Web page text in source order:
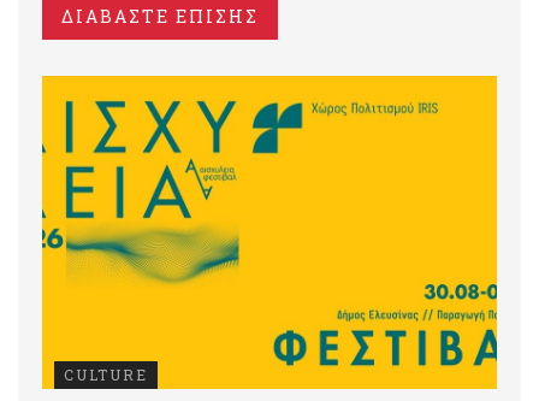
ΔΙΑΒΑΣΤΕ ΕΠΙΣΗΣ
CULTURE